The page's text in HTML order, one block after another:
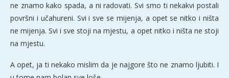
ne znamo kako spada, a ni radovati. Svi smo ti nekakvi postali
površni i učahureni. Svi i sve se mijenja, a opet se nitko i ništa
ne mijenja. Svi i sve stoji na mjestu, a opet nitko i ništa ne stoji
na mjestu.
A opet, ja ti nekako mislim da je najgore što ne znamo ljubiti. I